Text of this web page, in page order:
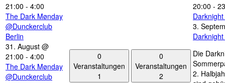
21:00 - 4:00
The Dark Mønday
@Dunckerclub
Berlin
31. August @
21:00 - 4:00
The Dark Mønday
@Dunckerclub
0
Veranstaltungen
1
0
Veranstaltungen
2
20:00 -
3.
Die
2.